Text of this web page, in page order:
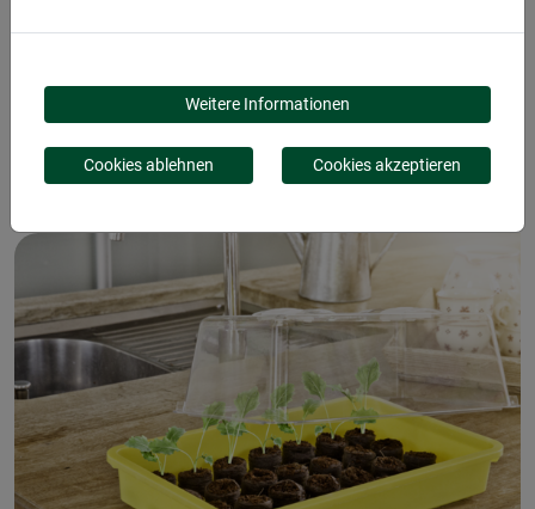
PRODUKTE
HAUBE FÜR AUSSAAT-
SCHALE 38X24X13CM
Weitere Informationen
Cookies ablehnen Cookies akzeptieren